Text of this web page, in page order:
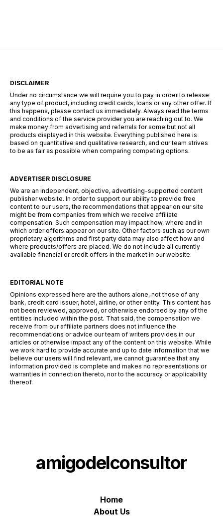
español: Dineti, BBVA Préstamo Personal,
DISCLAIMER
Under no circumstance we will require you to pay in order to release
any type of product, including credit cards, loans or any other offer. If
this happens, please contact us immediately. Always read the terms
and conditions of the service provider you are reaching out to. We
make money from advertising and referrals for some but not all
products displayed in this website. Everything published here is
based on quantitative and qualitative research, and our team strives
to be as fair as possible when comparing competing options.
ADVERTISER DISCLOSURE
We are an independent, objective, advertising-supported content
publisher website. In order to support our ability to provide free
content to our users, the recommendations that appear on our site
might be from companies from which we receive affiliate
compensation. Such compensation may impact how, where and in
which order offers appear on our site. Other factors such as our own
proprietary algorithms and first party data may also affect how and
where products/offers are placed. We do not include all currently
available financial or credit offers in the market in our website.
EDITORIAL NOTE
Opinions expressed here are the authors alone, not those of any
bank, credit card issuer, hotel, airline, or other entity. This content has
not been reviewed, approved, or otherwise endorsed by any of the
entities included within the post. That said, the compensation we
receive from our affiliate partners does not influence the
recommendations or advice our team of writers provides in our
articles or otherwise impact any of the content on this website. While
we work hard to provide accurate and up to date information that we
believe our users will find relevant, we cannot guarantee that any
information provided is complete and makes no representations or
warranties in connection thereto, nor to the accuracy or applicability
thereof.
amigodelconsultor
Home
About Us